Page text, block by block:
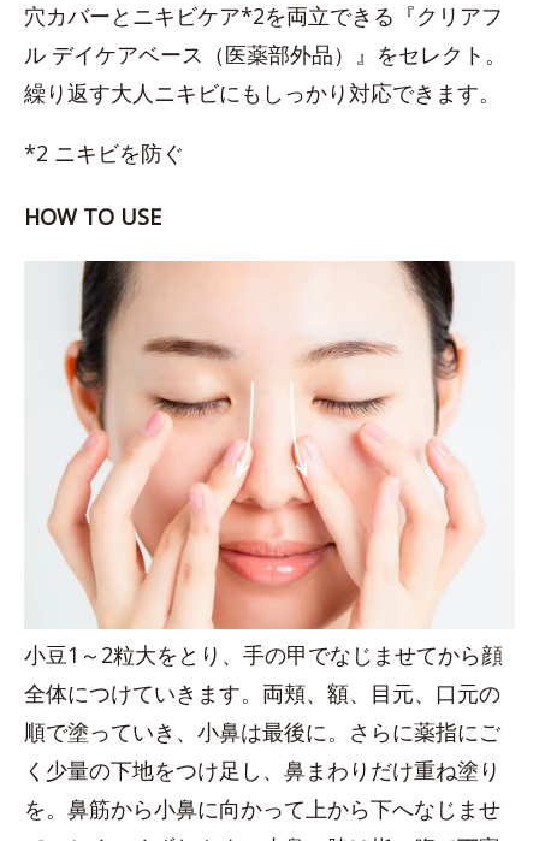
穴カバーとニキビケア*2を両立できる『クリアフ
ル デイケアベース（医薬部外品）』をセレクト。
繰り返す大人ニキビにもしっかり対応できます。
*2 ニキビを防ぐ
HOW TO USE
小豆1～2粒大をとり、手の甲でなじませてから顔
全体につけていきます。両頬、額、目元、口元の
順で塗っていき、小鼻は最後に。さらに薬指にご
く少量の下地をつけ足し、鼻まわりだけ重ね塗り
を。鼻筋から小鼻に向かって上から下へなじませ